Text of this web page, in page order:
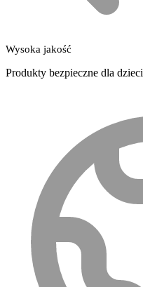
Wysoka jakość
Produkty bezpieczne dla dzieci